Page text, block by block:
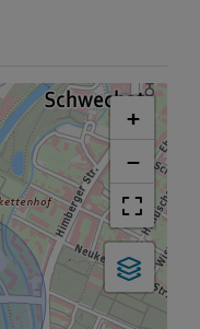
+
−